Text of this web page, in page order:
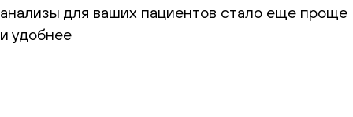
анализы для ваших пациентов стало еще проще
и удобнее